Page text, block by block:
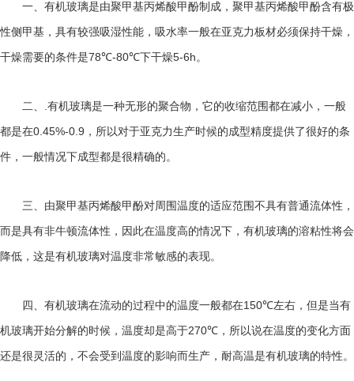
一、有机玻璃是由聚甲基丙烯酸甲酚制成，聚甲基丙烯酸甲酚含有极
性侧甲基，具有较强吸湿性能，吸水率一般在亚克力板材必须保持干燥，
干燥需要的条件是78℃-80℃下干燥5-6h。
二、 有机玻璃是一种无形的聚合物，它的收缩范围都在减小，一般
都是在0.45%-0.9 ，所以对于亚克力生产时候的成型精度提供了很好的条
件，一般情况下成型都是很精确的。
三、由聚甲基丙烯酸甲酚对周围温度的适应范围不具有普通流体性，
而是具有非牛顿流体性，因此在温度高的情况下，有机玻璃的溶粘性将会
降低，这是有机玻璃对温度非常敏感的表现。
四、有机玻璃在流动的过程中的温度一般都在150℃左右，但是当有
机玻璃开始分解的时候，温度却是高于270℃ ，所以说在温度的变化方面
还是很灵活的，不会受到温度的影响而生产，耐高温是有机玻璃的特性。